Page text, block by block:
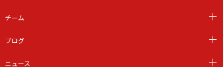
チーム
ブログ
ニュース